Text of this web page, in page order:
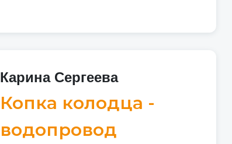
Карина Сергеева
Копка колодца -
водопровод